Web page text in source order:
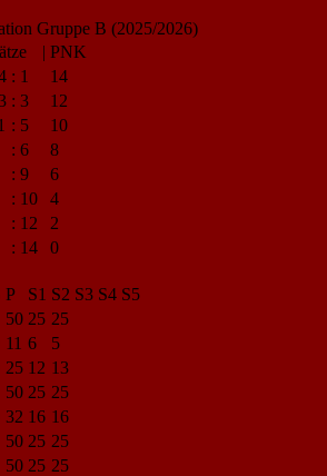
Gruppe B (2025/2026)
| PNK
: 1
14
: 3
12
: 5
10
: 6
8
: 9
6
: 10
4
: 12
2
: 14 0
P S1 S2 S3 S4 S5
50 25 25
11 6
5
25 12 13
50 25 25
32 16 16
50 25 25
50 25 25